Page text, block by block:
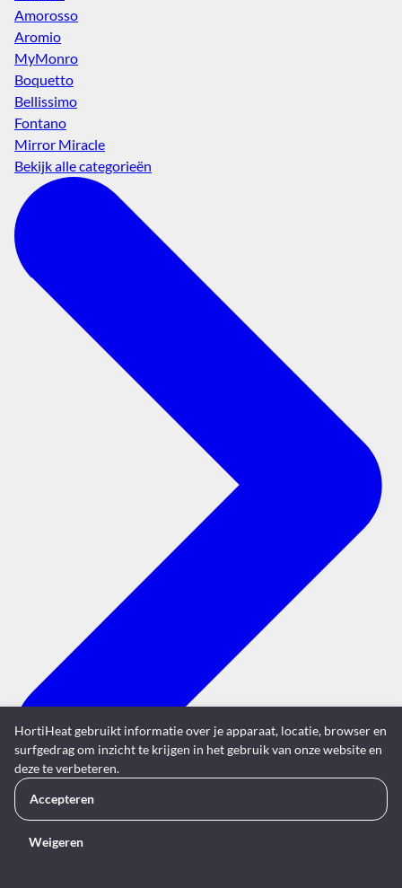
Amorosso
Aromio
MyMonro
Boquetto
Bellissimo
Fontano
Mirror Miracle
Bekijk alle categorieën
HortiHeat gebruikt informatie over je apparaat, locatie, browser en
surfgedrag om inzicht te krijgen in het gebruik van onze website en
deze te verbeteren.
Weigeren
Accepteren